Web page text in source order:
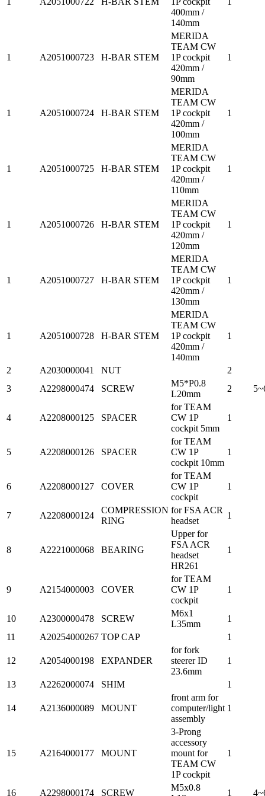
400mm /
140mm
1 A2051000723 H-BAR STEM
MERIDA
TEAM CW
1P cockpit
420mm /
90mm
1
1 A2051000724 H-BAR STEM
MERIDA
TEAM CW
1P cockpit
420mm /
100mm
1
1 A2051000725 H-BAR STEM
MERIDA
TEAM CW
1P cockpit
420mm /
110mm
1
1 A2051000726 H-BAR STEM
MERIDA
TEAM CW
1P cockpit
420mm /
120mm
1
1 A2051000727 H-BAR STEM
MERIDA
TEAM CW
1P cockpit
420mm /
130mm
1
1 A2051000728 H-BAR STEM
MERIDA
TEAM CW
1P cockpit
420mm /
140mm
1
2 A2030000041 NUT
2
3
A2298000474 SCREW
M5*P0.8
L20mm
2
4 A2208000125 SPACER
for TEAM
CW 1P
cockpit 5mm
1
5 A2208000126 SPACER
for TEAM
CW 1P
cockpit 10mm
1
6 A2208000127 COVER
for TEAM
CW 1P
cockpit
1
7 A2208000124
COMPRESSION
RING
for FSA ACR
headset
1
8 A2221000068 BEARING
Upper for
FSA ACR
headset
HR261
1
9 A2154000003 COVER
for TEAM
CW 1P
cockpit
1
10 A2300000478 SCREW
M6x1
L35mm
1
11
A20254000267 TOP CAP 1
12 A2054000198 EXPANDER
for fork
steerer ID
23.6mm
1
13 A2262000074 SHIM 1
14 A2136000089 MOUNT
front arm for
computer/light
assembly
1
15 A2164000177 MOUNT
3-Prong
accessory
mount for
TEAM CW
1P cockpit
1
16 A2298000174 SCREW
M5x0.8
1